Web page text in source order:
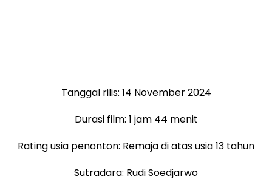
Tanggal rilis: 14 November 2024
Durasi film: 1 jam 44 menit
Rating usia penonton: Remaja di atas usia 13 tahun
Sutradara: Rudi Soedjarwo